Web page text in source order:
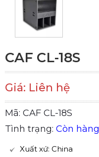
CAF CL-18S
Giá: Liên hệ
Mã: CAF CL-18S
Tình trạng: Còn hàng
Xuất xứ: China